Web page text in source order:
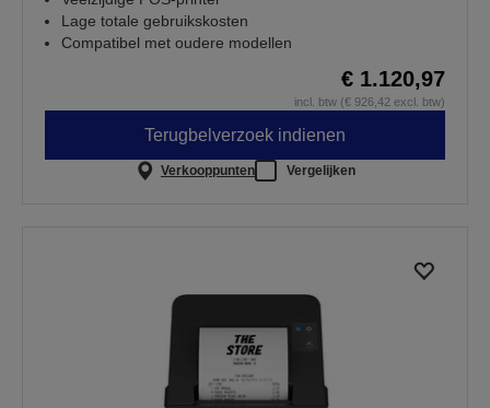
Lage totale gebruikskosten
Compatibel met oudere modellen
€ 1.120,97
incl. btw (€ 926,42 excl. btw)
Terugbelverzoek indienen
Verkooppunten Vergelijken